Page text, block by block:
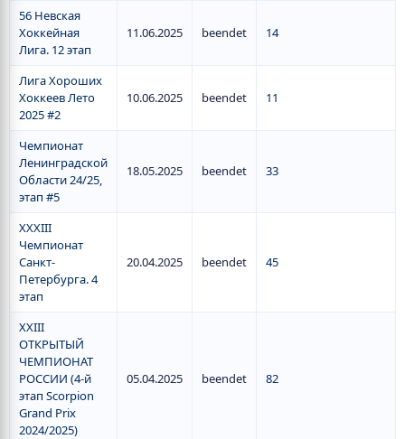
56 Невская
Хоккейная
Лига. 12 этап
11.06.2025 beendet 14
Лига Хороших
Хоккеев Лето
2025 #2
10.06.2025 beendet 11
Чемпионат
Ленинградской
Области 24/25,
этап #5
18.05.2025 beendet 33
XXXIII
Чемпионат
Санкт-
Петербурга. 4
этап
20.04.2025 beendet 45
XXIII
ОТКРЫТЫЙ
ЧЕМПИОНАТ
РОССИИ (4-й
этап Scorpion
Grand Prix
2024/2025)
05.04.2025 beendet 82